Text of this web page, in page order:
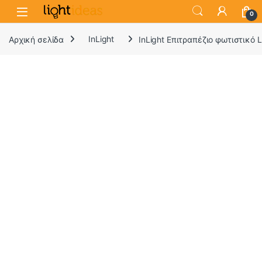
0
Αρχική σελίδα InLight InLight Επιτραπέζιο